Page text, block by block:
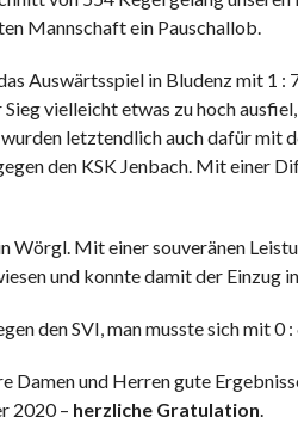
Mannschaft ein Pauschallob.
Auswärtsspiel in Bludenz mit 1 :
vielleicht etwas zu hoch
letztendlich auch dafür mit
den KSK Jenbach. Mit einer
Wörgl. Mit einer souveränen
und konnte damit der Einzug
den SVI, man musste sich mit 0
Damen und Herren gute
2020 – herzliche Gratulation